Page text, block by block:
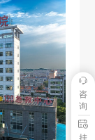
咨
询
挂